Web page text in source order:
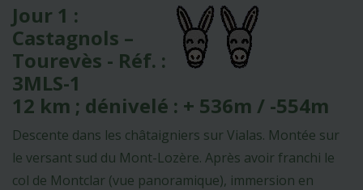
Jour 1 :
Castagnols –
Tourevès - Réf. :
3MLS-1
12 km ; dénivelé : + 536m / -554m
Descente dans les châtaigniers sur Vialas. Montée sur
le versant sud du Mont-Lozère. Après avoir franchi le
col de Montclar (vue panoramique), immersion en